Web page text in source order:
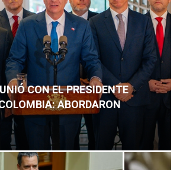
CON EL PRESIDENTE
ABORDARON